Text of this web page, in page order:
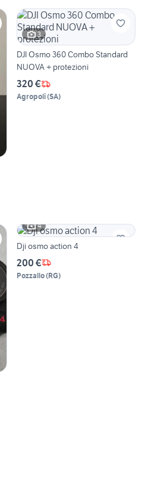
3
DJI Osmo 360 Combo Standard
NUOVA + protezioni
320 €
Agropoli(SA)
4
Dji osmo action 4
200 €
Pozzallo(RG)